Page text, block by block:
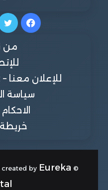
من
للإعلان معنا – Advertisement
سياسة
© Copyright 2026, detafour created by
Eureka